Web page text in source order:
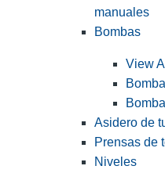
manuales
Bombas
View
Asidero de
Prensas de
Niveles